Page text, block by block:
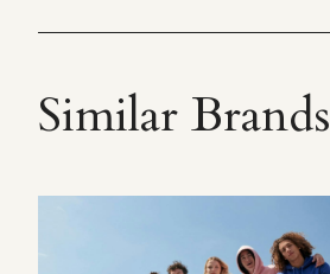
Similar Brands